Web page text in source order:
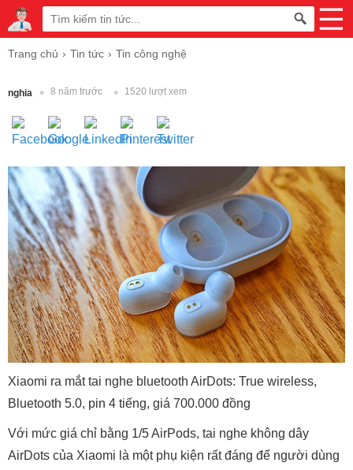
Trang chủ Tin tức Tin công nghệ
nghia 8 năm trước 1520 lượt xem
Xiaomi ra mắt tai nghe bluetooth AirDots: True wireless,
Bluetooth 5.0, pin 4 tiếng, giá 700.000 đồng
Với mức giá chỉ bằng 1/5 AirPods, tai nghe không dây
AirDots của Xiaomi là một phụ kiện rất đáng để người dùng